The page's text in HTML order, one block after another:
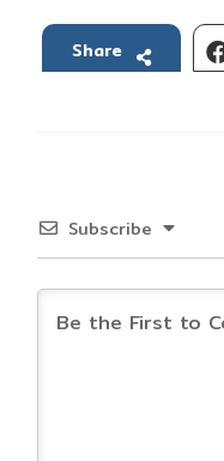
Share
Subscribe